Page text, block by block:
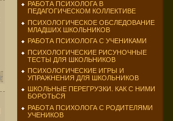
РАБОТА ПСИХОЛОГА В
ПЕДАГОГИЧЕСКОМ КОЛЛЕКТИВЕ
ПСИХОЛОГИЧЕСКОЕ ОБСЛЕДОВАНИЕ
МЛАДШИХ ШКОЛЬНИКОВ
РАБОТА ПСИХОЛОГА С УЧЕНИКАМИ
ПСИХОЛОГИЧЕСКИЕ РИСУНОЧНЫЕ
ТЕСТЫ ДЛЯ ШКОЛЬНИКОВ
ПСИХОЛОГИЧЕСКИЕ ИГРЫ И
УПРАЖНЕНИЯ ДЛЯ ШКОЛЬНИКОВ
ШКОЛЬНЫЕ ПЕРЕГРУЗКИ. КАК С НИМИ
БОРОТЬСЯ
РАБОТА ПСИХОЛОГА С РОДИТЕЛЯМИ
УЧЕНИКОВ